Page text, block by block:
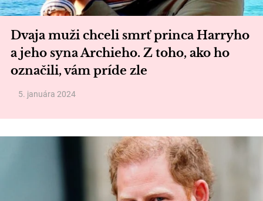
Dvaja muži chceli smrť princa Harryho
a jeho syna Archieho. Z toho, ako ho
označili, vám príde zle
5. januára 2024